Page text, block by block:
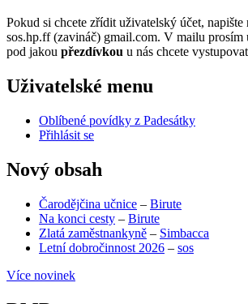
Pokud si chcete zřídit uživatelský účet, napište
sos.hp.ff (zavináč) gmail.com. V mailu prosím
pod jakou přezdívkou u nás chcete
Uživatelské menu
Oblíbené povídky z Padesátky
Přihlásit se
Nový obsah
Čarodějčina učnice – Birute
Na konci cesty – Birute
Zlatá zaměstnankyně – Simbacca
Letní dobročinnost 2026 – sos
Více novinek